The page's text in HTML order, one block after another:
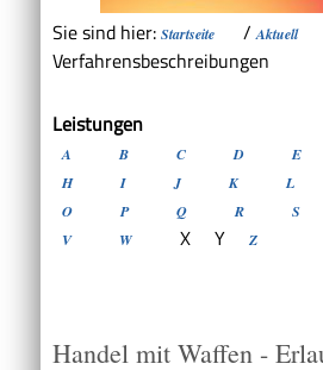
Sie sind hier: Startseite /Aktuell
Verfahrensbeschreibungen
Leistungen
A B C D E
H
I J K L
O
P Q R S
V
W X Y Z
Handel mit Waffen -